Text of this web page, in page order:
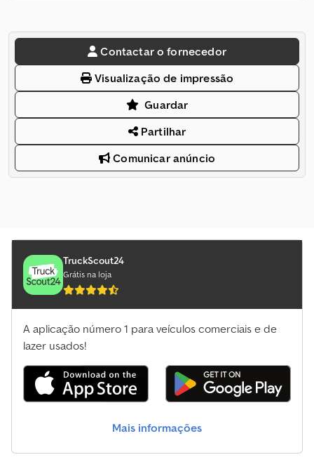
Contactar o fornecedor
Visualização de impressão
Guardar
Partilhar
Comunicar anúncio
TruckScout24
Grátis na loja
A aplicação número 1 para veículos comerciais e de
lazer usados!
Mais informações